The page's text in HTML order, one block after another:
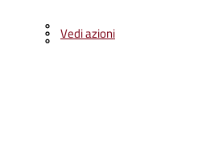
Vedi azioni